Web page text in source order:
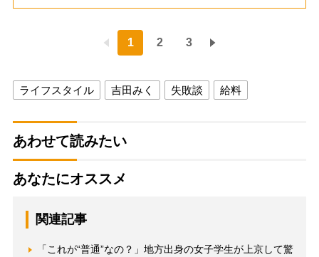
1 2 3
ライフスタイル 吉田みく 失敗談 給料
あわせて読みたい
あなたにオススメ
関連記事
「これが“普通”なの？」地方出身の女子学生が上京して驚